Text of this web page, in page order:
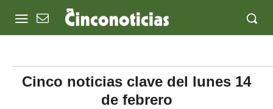
Cinco noticias clave del lunes 14
de febrero